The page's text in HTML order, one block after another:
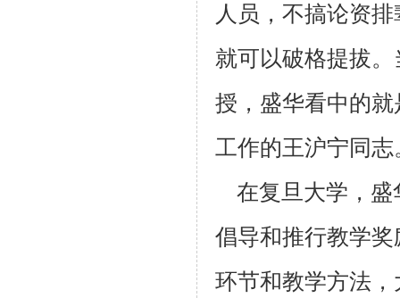
人员，不搞论资
就可以破格提拔。
授， 盛华看中的
工作的王沪宁同志
在复旦大学，盛
倡导和推行教学
环节和教学方法，